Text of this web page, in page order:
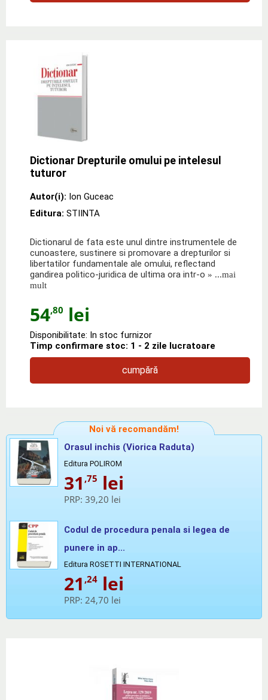
Dictionar Drepturile omului pe intelesul
tuturor
Autor(i): Ion Guceac
Editura: STIINTA
Dictionarul de fata este unul dintre instrumentele de
cunoastere, sustinere si promovare a drepturilor si
libertatilor fundamentale ale omului, reflectand
gandirea politico-juridica de ultima ora intr-o » ...mai
mult
54,80 lei
Disponibilitate: In stoc furnizor
Timp confirmare stoc: 1 - 2 zile lucratoare
cumpără
Noi vă recomandăm!
Orasul inchis (Viorica Raduta)
Editura POLIROM
31 ,75 lei
PRP: 39,20 lei
Codul de procedura penala si legea de
punere in ap...
Editura ROSETTI INTERNATIONAL
21 ,24 lei
PRP: 24,70 lei